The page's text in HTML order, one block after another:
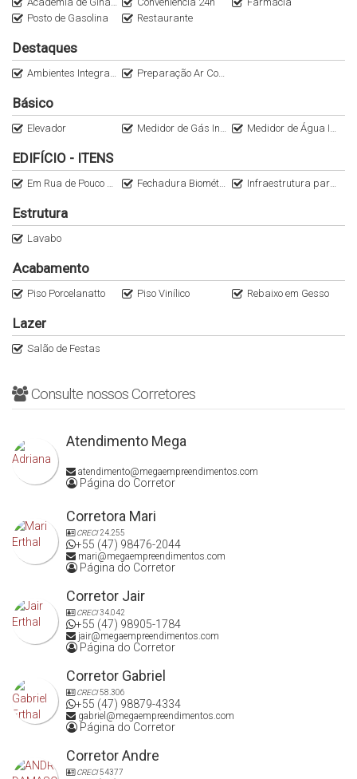
Posto de Gasolina
Restaurante
Destaques
Ambientes Integrados Preparação Ar Condicionado Split
Básico
Elevador Medidor de Gás Individual Medidor de Água Individual
EDIFÍCIO - ITENS
Em Rua de Pouco Movimento Fechadura Biométrica Infraestrutura para Água Quente
Estrutura
Lavabo
Acabamento
Piso Porcelanatto Piso Vinílico Rebaixo em Gesso
Lazer
Salão de Festas
Consulte nossos Corretores
Atendimento Mega
atendimento@megaempreendimentos.com
Página do Corretor
Corretora Mari
CRECI24.255
+55 (47) 98476-2044
mari@megaempreendimentos.com
Página do Corretor
Corretor Jair
CRECI34.042
+55 (47) 98905-1784
jair@megaempreendimentos.com
Página do Corretor
Corretor Gabriel
CRECI58.306
+55 (47) 98879-4334
gabriel@megaempreendimentos.com
Página do Corretor
Corretor Andre
CRECI54377